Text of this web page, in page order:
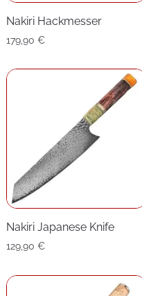
Nakiri Hackmesser
179,90 €
Nakiri Japanese Knife
129,90 €